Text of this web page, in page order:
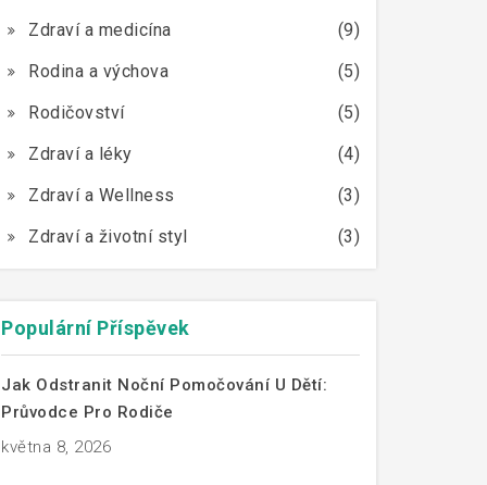
Zdraví a medicína
(9)
Rodina a výchova
(5)
Rodičovství
(5)
Zdraví a léky
(4)
Zdraví a Wellness
(3)
Zdraví a životní styl
(3)
Populární Příspěvek
Jak Odstranit Noční Pomočování U Dětí:
Průvodce Pro Rodiče
května 8, 2026